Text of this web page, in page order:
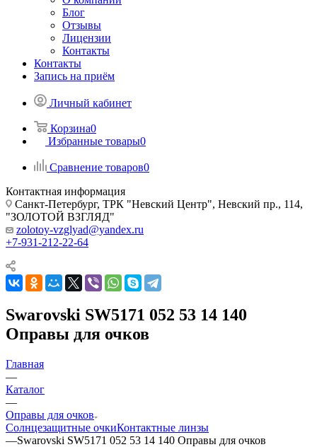
Блог
Отзывы
Лицензии
Контакты
Контакты
Запись на приём
Личный кабинет
Корзина0
Избранные товары0
Сравнение товаров0
Контактная информация
Санкт-Петербург, ТРК "Невский Центр", Невский пр., 114,
"ЗОЛОТОЙ ВЗГЛЯД"
zolotoy-vzglyad@yandex.ru
+7-931-212-22-64
Swarovski SW5171 052 53 14 140
Оправы для очков
Главная
—
Каталог
—
Оправы для очков
Солнцезащитные очкиКонтактные линзы
—Swarovski SW5171 052 53 14 140 Оправы для очков